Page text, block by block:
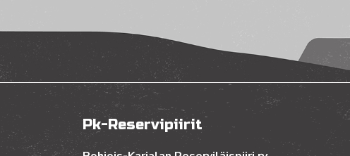
Pk-Reservipiirit